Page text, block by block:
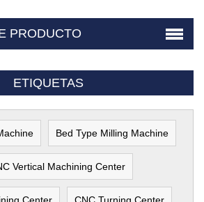
PRODUCTO
ETIQUETAS
Bed Type Milling Machine
Vertical Machining Center
Center CNC Turning Center